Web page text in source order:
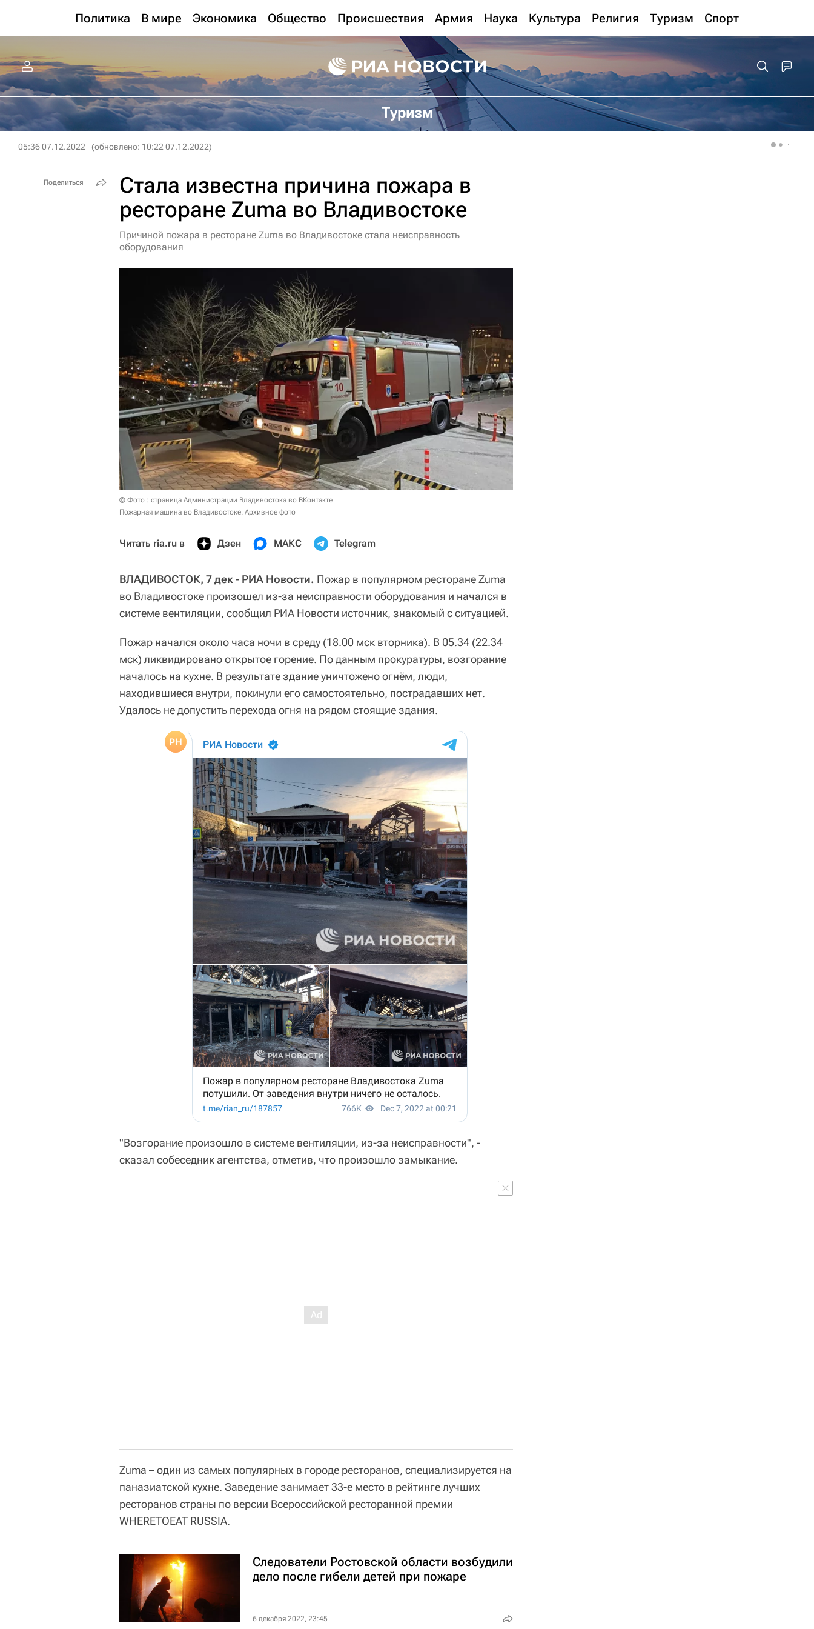
Политика В мире Экономика Общество Происшествия Армия Наука Культура Религия Туризм Спорт
Туризм
05:36 07.12.2022 (обновлено: 10:22 07.12.2022)
Стала известна причина пожара в
ресторане Zuma во Владивостоке
Причиной пожара в ресторане Zuma во Владивостоке стала неисправность
оборудования
© Фото : страница Администрации Владивостока во ВКонтакте
Пожарная машина во Владивостоке. Архивное фото
Читать ria.ru в Дзен МАКС Telegram
ВЛАДИВОСТОК, 7 дек - РИА Новости. Пожар в популярном ресторане Zuma
во Владивостоке произошел из-за неисправности оборудования и начался в
системе вентиляции, сообщил РИА Новости источник, знакомый с ситуацией.
Пожар начался около часа ночи в среду (18.00 мск вторника). В 05.34 (22.34
мск) ликвидировано открытое горение. По данным прокуратуры, возгорание
началось на кухне. В результате здание уничтожено огнём, люди,
находившиеся внутри, покинули его самостоятельно, пострадавших нет.
Удалось не допустить перехода огня на рядом стоящие здания.
"Возгорание произошло в системе вентиляции, из-за неисправности", -
сказал собеседник агентства, отметив, что произошло замыкание.
Zuma – один из самых популярных в городе ресторанов, специализируется на
паназиатской кухне. Заведение занимает 33-е место в рейтинге лучших
ресторанов страны по версии Всероссийской ресторанной премии
WHERETOEAT RUSSIA.
Следователи Ростовской области возбудили
дело после гибели детей при пожаре
6 декабря 2022, 23:45
Поделиться